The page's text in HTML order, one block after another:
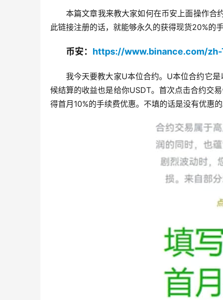
本篇文章我来教大家如何在币安上面操作合
此链接注册的话，就能够永久的获得现货20%的手
币安： https://www.binance.com/
我今天要教大家U本位合约。U本位合约它
候结算的收益也是给你USDT。首次点击合约交
得首月10%的手续费优惠。不填的话是没有优惠的